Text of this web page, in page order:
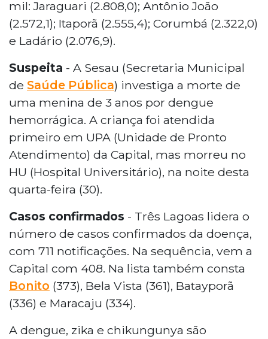
mil: Jaraguari (2.808,0); Antônio João
(2.572,1); Itaporã (2.555,4); Corumbá (2.322,0)
e Ladário (2.076,9).
Suspeita - A Sesau (Secretaria Municipal
de Saúde Pública) investiga a morte de
uma menina de 3 anos por dengue
hemorrágica. A criança foi atendida
primeiro em UPA (Unidade de Pronto
Atendimento) da Capital, mas morreu no
HU (Hospital Universitário), na noite desta
quarta-feira (30).
Casos confirmados - Três Lagoas lidera o
número de casos confirmados da doença,
com 711 notificações. Na sequência, vem a
Capital com 408. Na lista também consta
Bonito (373), Bela Vista (361), Batayporã
(336) e Maracaju (334).
A dengue, zika e chikungunya são